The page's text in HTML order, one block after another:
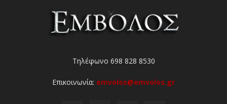
Τηλέφωνο 698 828 8530
Επικοινωνία: emvolos@emvolos.gr